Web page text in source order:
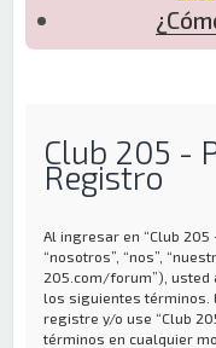
Club 205 -
Registro
Al ingresar en “Club 205
“nosotros”, “nos”,
205.com/forum”), usted
los siguientes términos.
registre y/o use “Club
términos en cualquier